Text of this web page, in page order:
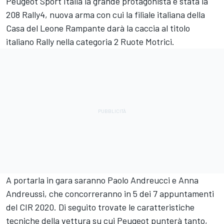
208 Rally4, nuova arma con cui la filiale italiana della
Casa del Leone Rampante darà la caccia al titolo
italiano Rally nella categoria 2 Ruote Motrici.
A portarla in gara saranno Paolo Andreucci e Anna
Andreussi, che concorreranno in 5 dei 7 appuntamenti
del CIR 2020. Di seguito trovate le caratteristiche
tecniche della vettura su cui Peugeot punterà tanto,